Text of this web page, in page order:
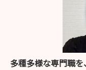
多種多様な専門職